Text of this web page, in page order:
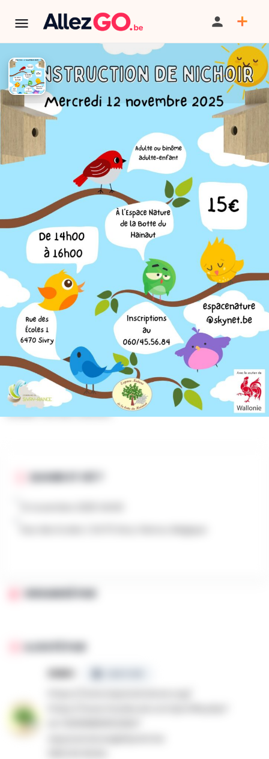
Construction de nichoir
TÉLÉPHONE
Cet événement est terminé. Retrouver d'autres
événements similaires ci-dessous ou dans notre annuaire.
Tarif
Voir tarifs
PARTAGER SAUVEGARDER CONTACT
AU PROGRAMME
Préparez déjà la venue du printemps : venez construire
un nichoir pour votre jardin ! Au moyen de planches en
bois prédécoupées, vous assemblerez, seul ou en
binôme adulte-enfant, un abri qui pourra accueillir le
douillet nid des oiseaux.
QUAND ET OÙ ?
ORGANISÉ PAR
AJOUTÉ PAR
ENBH